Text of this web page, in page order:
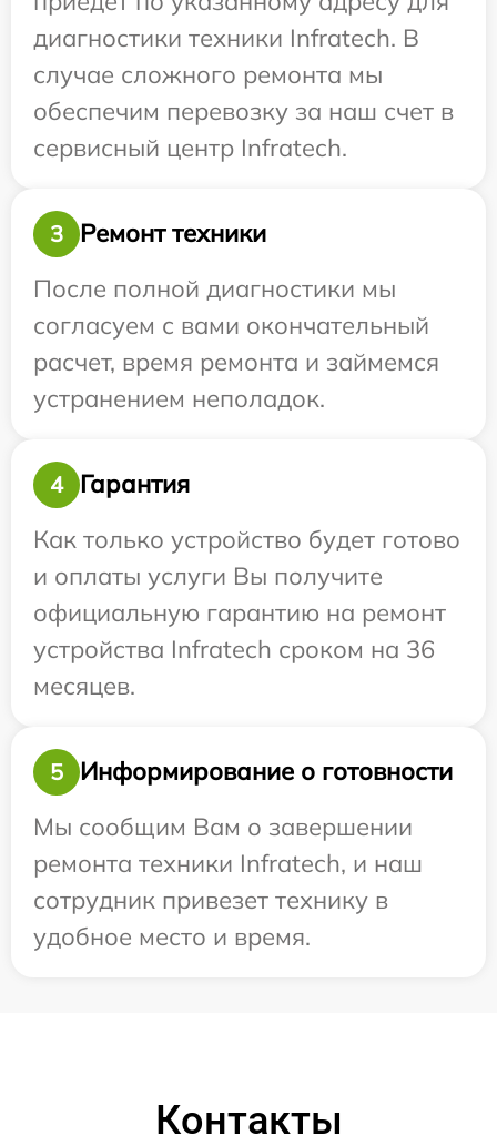
диагностики техники Infratech. В
случае сложного ремонта мы
обеспечим перевозку за наш счет в
сервисный центр Infratech.
3
Ремонт техники
После полной диагностики мы
согласуем с вами окончательный
расчет, время ремонта и займемся
устранением неполадок.
4
Гарантия
Как только устройство будет готово
и оплаты услуги Вы получите
официальную гарантию на ремонт
устройства Infratech сроком на 36
месяцев.
5
Информирование о готовности
Мы сообщим Вам о завершении
ремонта техники Infratech, и наш
сотрудник привезет технику в
удобное место и время.
Контакты